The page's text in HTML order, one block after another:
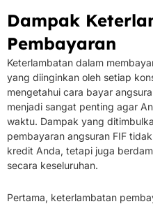
Dampak
Pembayaran
Keterlambatan dalam
yang diinginkan oleh setiap
mengetahui cara bayar
menjadi sangat penting agar
waktu. Dampak yang
pembayaran angsuran FIF
kredit Anda, tetapi juga
secara keseluruhan.
Pertama, keterlambatan